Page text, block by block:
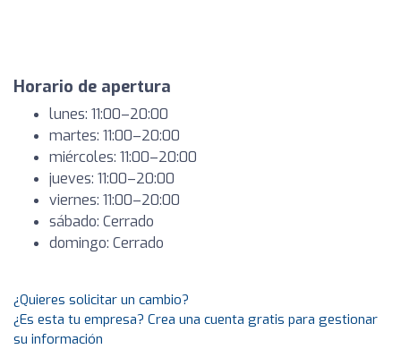
Horario de apertura
lunes: 11:00–20:00
martes: 11:00–20:00
miércoles: 11:00–20:00
jueves: 11:00–20:00
viernes: 11:00–20:00
sábado: Cerrado
domingo: Cerrado
¿Quieres solicitar un cambio?
¿Es esta tu empresa? Crea una cuenta gratis para gestionar
su información